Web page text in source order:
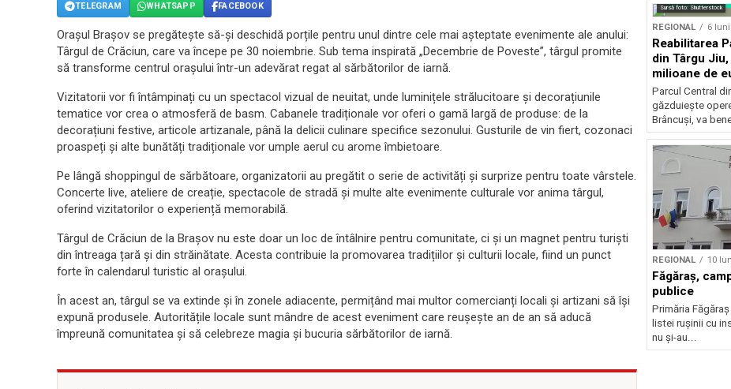
TELEGRAM WHATSAPP FACEBOOK
Orașul Brașov se pregătește să-și deschidă porțile pentru unul dintre cele mai așteptate evenimente ale anului:
Târgul de Crăciun, care va începe pe 30 noiembrie. Sub tema inspirată „Decembrie de Poveste”, târgul promite
să transforme centrul orașului într-un adevărat regat al sărbătorilor de iarnă.
Vizitatorii vor fi întâmpinați cu un spectacol vizual de neuitat, unde luminițele strălucitoare și decorațiunile
tematice vor crea o atmosferă de basm. Cabanele tradiționale vor oferi o gamă largă de produse: de la
decorațiuni festive, articole artizanale, până la delicii culinare specifice sezonului. Gusturile de vin fiert, cozonaci
proaspeți și alte bunătăți tradiționale vor umple aerul cu arome îmbietoare.
Pe lângă shoppingul de sărbătoare, organizatorii au pregătit o serie de activități și surprize pentru toate vârstele.
Concerte live, ateliere de creație, spectacole de stradă și multe alte evenimente culturale vor anima târgul,
oferind vizitatorilor o experiență memorabilă.
Târgul de Crăciun de la Brașov nu este doar un loc de întâlnire pentru comunitate, ci și un magnet pentru turiști
din întreaga țară și din străinătate. Acesta contribuie la promovarea tradițiilor și culturii locale, fiind un punct
forte în calendarul turistic al orașului.
În acest an, târgul se va extinde și în zonele adiacente, permițând mai multor comercianți locali și artizani să își
expună produsele. Autoritățile locale sunt mândre de acest eveniment care reușește an de an să aducă
împreună comunitatea și să celebreze magia și bucuria sărbătorilor de iarnă.
Sursă foto: Shutterstock
REGIONAL 6
Reabilitarea
din Târgu
milioane de
Parcul Central
găzduiește
Brâncuși, va
REGIONAL 10
Făgăraș,
publice
Primăria
listei rușinii cu
nu și-au...